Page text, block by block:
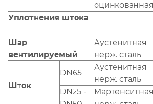
оцинкованная
Уплотнения штока
Шар
вентилируемый
Аустенитная
нерж. сталь
Шток
DN65
Аустенитная
нерж. сталь
DN25 -
Мартенситная